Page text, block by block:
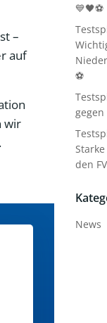
–
auf
wir
💙🖤⚽
⚽
gegen
den
News